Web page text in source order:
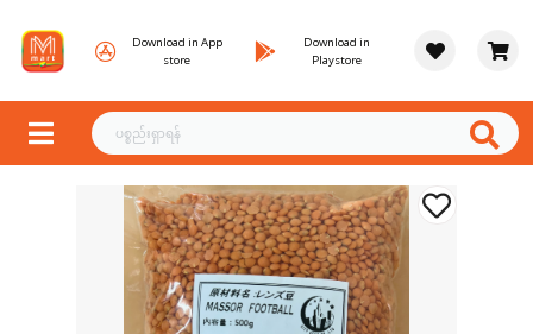
Download in App
store
Download in
Playstore